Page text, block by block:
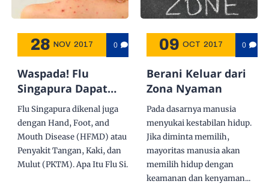
28 NOV 2017 0
Waspada! Flu
Singapura Dapat
Menular dengan
Mudah
Flu Singapura dikenal juga
dengan Hand, Foot, and
Mouth Disease (HFMD) atau
Penyakit Tangan, Kaki, dan
Mulut (PKTM). Apa Itu Flu Si...
09 OCT 2017 0
Berani Keluar dari
Zona Nyaman
Pada dasarnya manusia
menyukai kestabilan hidup.
Jika diminta memilih,
mayoritas manusia akan
memilih hidup dengan
keamanan dan kenyaman...